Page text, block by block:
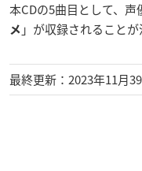
本CDの5曲目として、声
メ 」が収録されること
最終更新：2023年11月